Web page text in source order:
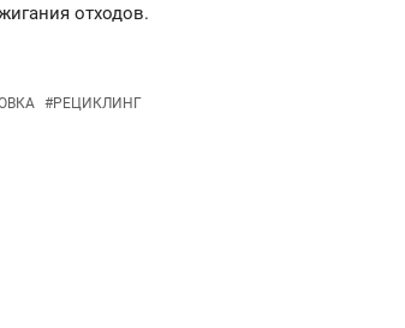
отходов.
#РЕЦИКЛИНГ